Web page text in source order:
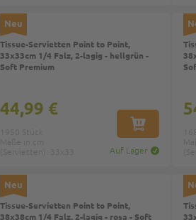
Neu
Tissue-Servietten Point to Point,
33x33cm 1/4 Falz, 2-lagig - hellgrün -
Soft Premium
Auf Lager
IN DEN
44,99 €
Neu
Tissue-Servietten Point to Point,
38x38cm 1/4 Falz, 2-lagig - rosa - Soft